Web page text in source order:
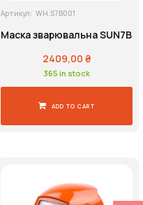
Артикул: WH.S7B001
Маска зварювальна SUN7B
2409,00 ₴
365 in stock
ADD TO CART